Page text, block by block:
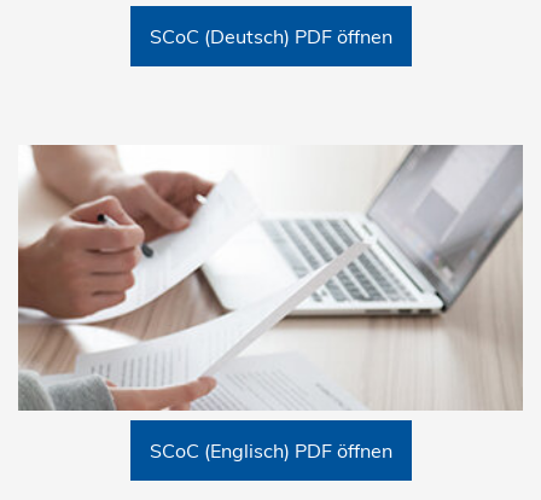
SCoC (Deutsch) PDF öffnen
SCoC (Englisch) PDF öffnen